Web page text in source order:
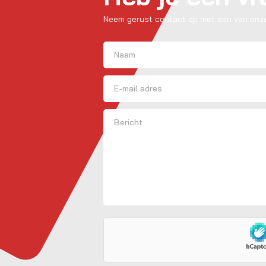
Neem gerust contact op met een van
Naam
Voornaam
E-mailadres
Bericht